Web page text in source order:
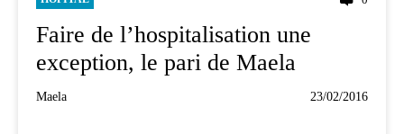
Faire de l’hospitalisation une
exception, le pari de Maela
Maela 23/02/2016